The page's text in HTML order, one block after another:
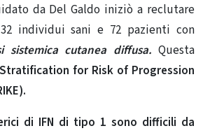
da Del Galdo iniziò a reclutare
individui sani e 72 pazienti con
sistemica cutanea diffusa. Questa
Stratification for Risk of Progression
di IFN di tipo 1 sono difficili da